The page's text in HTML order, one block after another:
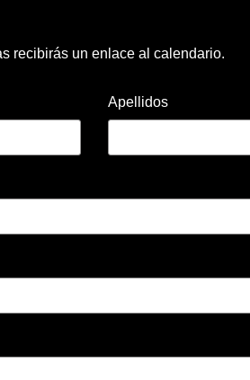
recibirás un enlace al calendario.
Apellidos